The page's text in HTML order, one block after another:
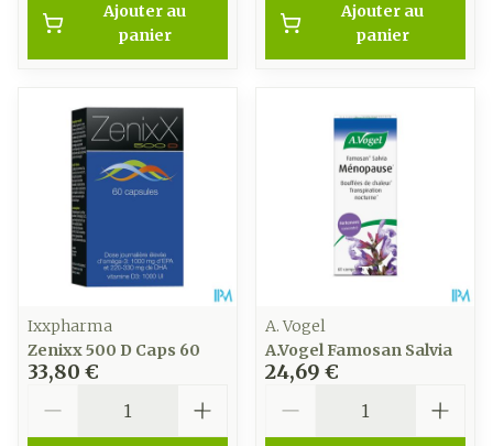
Ajouter au
panier
Ajouter au
panier
Ixxpharma
Zenixx 500 D Caps 60
33,80 €
A. Vogel
A.Vogel Famosan Salvia
24,69 €